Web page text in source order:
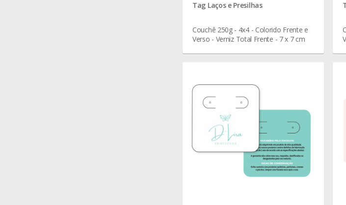
Tag Laços e Presilhas
Couchê 250g - 4x4 - Colorido Frente e
Verso - Verniz Total Frente - 7 x 7 cm